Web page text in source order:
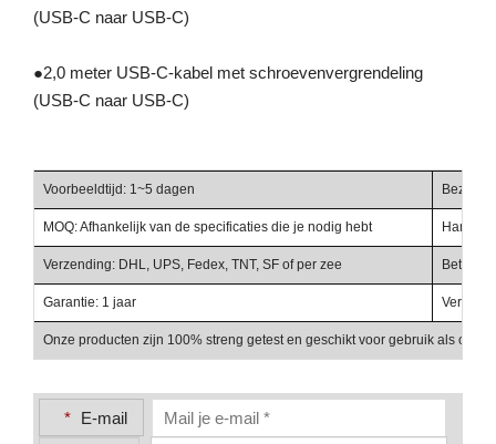
(USB-C naar USB-C)
●2,0 meter USB-C-kabel met schroevenvergrendeling
(USB-C naar USB-C)
Voorbeeldtijd: 1~5 dagen
MOQ: Afhankelijk van de specificaties die je nodig hebt
Verzending: DHL, UPS, Fedex, TNT, SF of per zee
Garantie: 1 jaar
Onze producten zijn 100% streng getest en geschikt voor gebruik als
* E-mail